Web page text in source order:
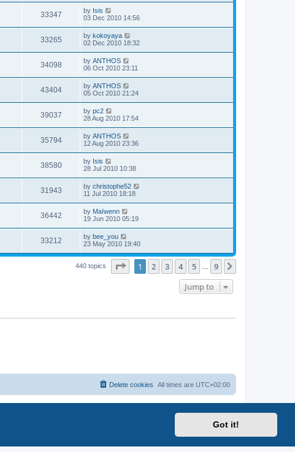
Got it!
33347 by Isis
03 Dec 2010 14:56
33265 by kokoyaya
02 Dec 2010 18:32
34098 by ANTHOS
06 Oct 2010 23:11
43404 by ANTHOS
05 Oct 2010 21:24
39037 by pc2
28 Aug 2010 17:54
35794 by ANTHOS
12 Aug 2010 23:36
38580 by Isis
28 Jul 2010 10:38
31943 by christophe52
11 Jul 2010 18:18
36442 by Maïwenn
19 Jun 2010 05:19
33212 by bee_you
23 May 2010 19:40
440 topics Page of 9
1 2 3 4 5 … 9
Jump to
All times are UTC+02:00
Delete cookies